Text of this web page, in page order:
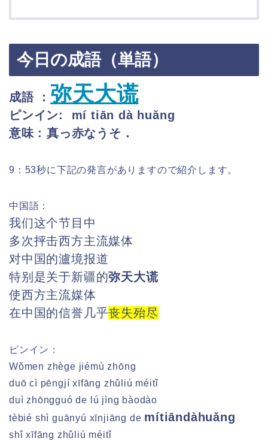
今日の成語（単語）
成語 ： 弥天大谎
ピンイン: mí tiān dà huǎng
意味 : 真っ赤なうそ．
9：53秒に下記の発言がありますので紹介します。
中国語：
我们这个节目中
多次抨击西方主流媒体
对中国的瀘境报道
特别是关于新疆的弥天大谎
使西方主流媒体
在中国的信誉几乎丧失殆尽
ピンイン：
Wǒmen zhège jiémù zhōng
duō cì pēngjí xīfāng zhǔliú méitǐ
duì zhōngguó de lú jìng bàodào
tèbié shì guānyú xīnjiāng de mítiāndàhuǎng
shǐ xīfāng zhǔliú méitǐ